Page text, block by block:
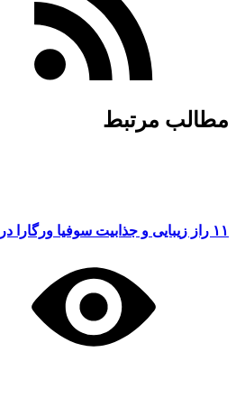
مطالب مرتبط
۱۱ راز زیبایی و جذابیت سوفیا ورگارا در سن ۵۰ سالگی